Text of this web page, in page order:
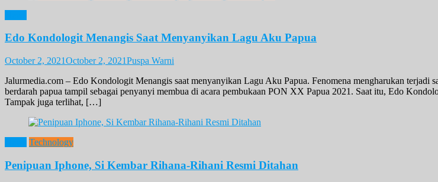
Edo Kondologit Menangis Saat Menyanyikan Lagu Aku Papua
October 2, 2021October 2, 2021Puspa Warni
Jalurmedia.com – Edo Kondologit Menangis saat menyanyikan Lagu Aku Papua. Fenomena mengharukan
berdarah papua tampil sebagai penyanyi membua di acara pembukaan PON XX Papua 2021. Saat itu, Edo
Tampak juga terlihat, […]
Technology
Penipuan Iphone, Si Kembar Rihana-Rihani Resmi Ditahan